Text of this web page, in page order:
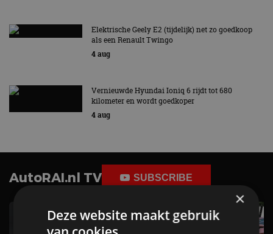
Elektrische Geely E2 (tijdelijk) net zo goedkoop
als een Renault Twingo
4 aug
Vernieuwde Hyundai Ioniq 6 rijdt tot 680
kilometer en wordt goedkoper
4 aug
AutoRAI.nl TV SUBSCRIBE
×
Deze website maakt gebruik